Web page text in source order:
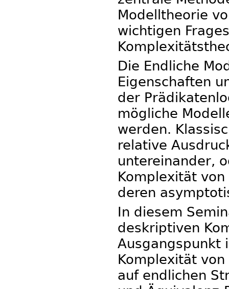
Modelltheorie
wichtigen
Die Endliche
Eigenschaften
der
mögliche
werden.
relative
untereinander,
Komplexität
deren
In diesem
deskriptiven
Ausgangspunkt
Komplexität
auf endlichen